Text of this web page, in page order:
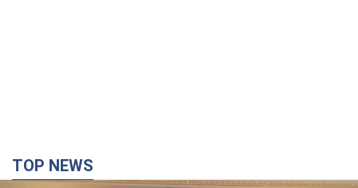
TOP NEWS